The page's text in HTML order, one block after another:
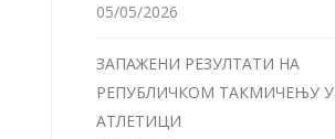
05/05/2026
ЗАПАЖЕНИ РЕЗУЛТАТИ НА
РЕПУБЛИЧКОМ ТАКМИЧЕЊУ У
АТЛЕТИЦИ